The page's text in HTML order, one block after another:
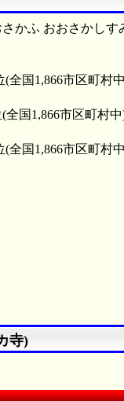
かふ おおさかしす
(全国1,866市区町村
全国1,866市区町村
(全国1,866市区町村
寺)